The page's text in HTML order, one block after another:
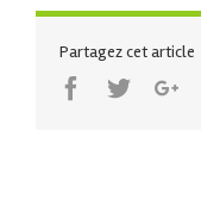
Partagez cet article
Facebook
Twitter